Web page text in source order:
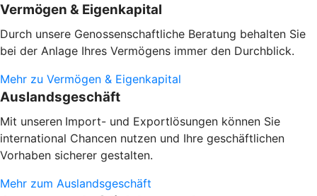
Vermögen & Eigenkapital
Durch unsere Genossenschaftliche Beratung behalten Sie
bei der Anlage Ihres Vermögens immer den Durchblick.
Mehr zu Vermögen & Eigenkapital
Auslandsgeschäft
Mit unseren Import- und Exportlösungen können Sie
international Chancen nutzen und Ihre geschäftlichen
Vorhaben sicherer gestalten.
Mehr zum Auslandsgeschäft